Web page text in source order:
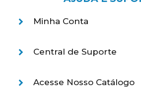
Minha Conta
Central de Suporte
Acesse Nosso Catálogo